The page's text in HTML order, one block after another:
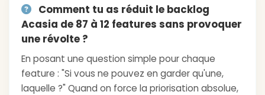
Comment tu as réduit le backlog
Acasia de 87 à 12 features sans provoquer
une révolte ?
En posant une question simple pour chaque
feature : "Si vous ne pouvez en garder qu'une,
laquelle ?" Quand on force la priorisation absolue,